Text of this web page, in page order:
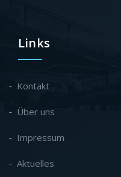
Links
Kontakt
Über uns
Impressum
Aktuelles